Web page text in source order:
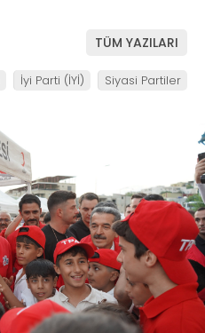
TÜM YAZILARI
İyi Parti (İYİ) Siyasi Partiler